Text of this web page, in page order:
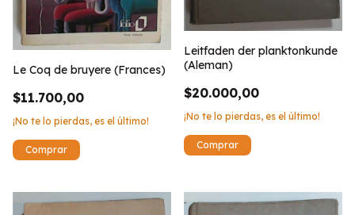
Le Coq de bruyere (Frances)
$11.700,00
¡No te lo pierdas, es el último!
Leitfaden der planktonkunde
(Aleman)
$20.000,00
¡No te lo pierdas, es el último!